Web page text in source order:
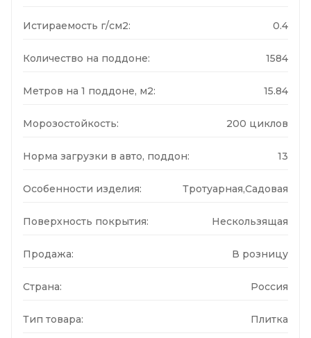
Истираемость г/см2: 0.4
Количество на поддоне: 1584
Метров на 1 поддоне, м2: 15.84
Морозостойкость: 200 циклов
Норма загрузки в авто, поддон: 13
Особенности изделия: Тротуарная,Садовая
Поверхность покрытия: Нескользящая
Продажа: В розницу
Страна: Россия
Тип товара: Плитка